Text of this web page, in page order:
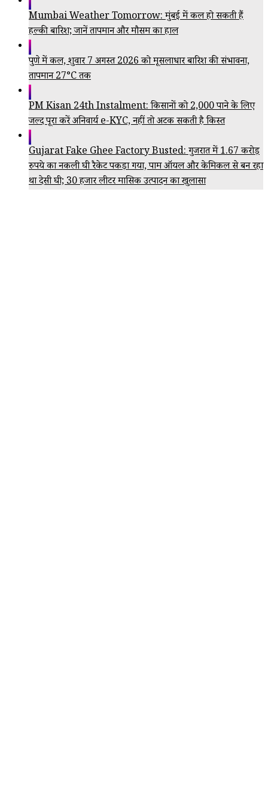
Mumbai Weather Tomorrow: मुंबई में कल हो सकती हैं
हल्की बारिश; जानें तापमान और मौसम का हाल
पुणे में कल, शुक्रवार 7 अगस्त 2026 को मूसलाधार बारिश की संभावना,
तापमान 27°C तक
PM Kisan 24th Instalment: किसानों को ₹2,000 पाने के लिए
जल्द पूरा करें अनिवार्य e-KYC, नहीं तो अटक सकती है किस्त
Gujarat Fake Ghee Factory Busted: गुजरात में 1.67 करोड़
रुपये का नकली घी रैकेट पकड़ा गया, पाम ऑयल और केमिकल से बन रहा
था देसी घी; 30 हजार लीटर मासिक उत्पादन का खुलासा